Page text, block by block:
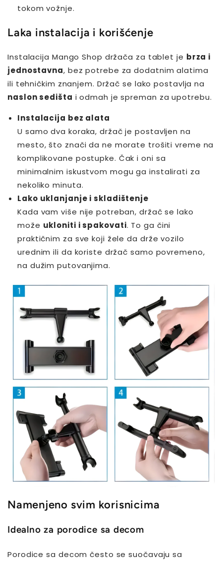
tokom vožnje.
Laka instalacija i korišćenje
Instalacija Mango Shop držača za tablet je brza i
jednostavna, bez potrebe za dodatnim alatima
ili tehničkim znanjem. Držač se lako postavlja na
naslon sedišta i odmah je spreman za upotrebu.
Instalacija bez alata
U samo dva koraka, držač je postavljen na
mesto, što znači da ne morate trošiti vreme na
komplikovane postupke. Čak i oni sa
minimalnim iskustvom mogu ga instalirati za
nekoliko minuta.
Lako uklanjanje i skladištenje
Kada vam više nije potreban, držač se lako
može ukloniti i spakovati. To ga čini
praktičnim za sve koji žele da drže vozilo
urednim ili da koriste držač samo povremeno,
na dužim putovanjima.
Namenjeno svim korisnicima
Idealno za porodice sa decom
Porodice sa decom često se suočavaju sa